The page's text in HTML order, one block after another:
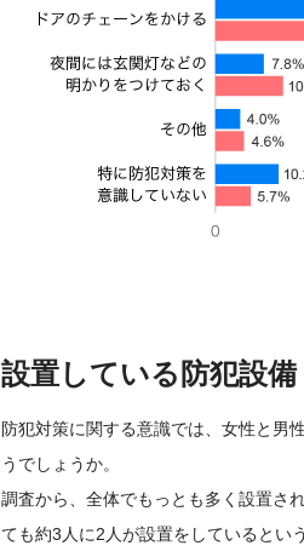
設置している防犯設備
防犯対策に関する意識では、女性と男
うでしょうか。
調査から、全体でもっとも多く設置さ
ても約3人に2人が設置をしているとい